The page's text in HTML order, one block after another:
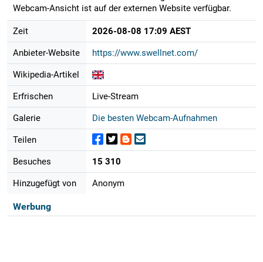
Webcam-Ansicht ist auf der externen Website verfügbar.
Zeit 2026-08-08 17:09 AEST
Anbieter-Website https://www.swellnet.com/
Wikipedia-Artikel
Erfrischen Live-Stream
Galerie Die besten Webcam-Aufnahmen
Teilen
Besuches 15 310
Hinzugefügt von Anonym
Werbung